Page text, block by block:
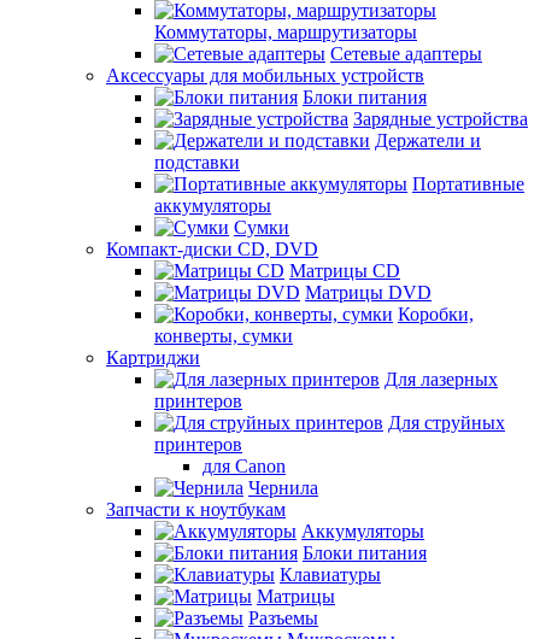
Коммутаторы, маршрутизаторы
Сетевые адаптеры
Аксессуары для мобильных устройств
Блоки питания
Зарядные устройства
Держатели и
подставки
Портативные
аккумуляторы
Сумки
Компакт-диски CD, DVD
Матрицы CD
Матрицы DVD
Коробки,
конверты, сумки
Картриджи
Для лазерных
принтеров
Для струйных
принтеров
для Canon
Чернила
Запчасти к ноутбукам
Аккумуляторы
Блоки питания
Клавиатуры
Матрицы
Разъемы